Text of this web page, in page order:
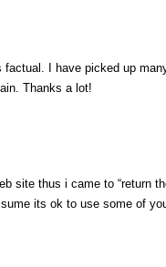
I have picked up
Thanks a lot!
site thus i came to “return
its ok to use some of